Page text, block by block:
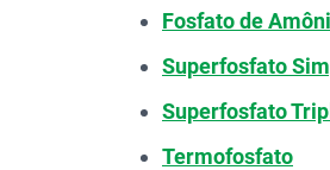
Fosfato de
Superfosfato
Superfosfato
Termofosfato